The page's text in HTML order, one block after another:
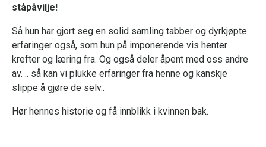
ståpåvilje!
Så hun har gjort seg en solid samling tabber og dyrkjøpte
erfaringer også, som hun på imponerende vis henter
krefter og læring fra. Og også deler åpent med oss andre
av. .. så kan vi plukke erfaringer fra henne og kanskje
slippe å gjøre de selv..
Hør hennes historie og få innblikk i kvinnen bak.